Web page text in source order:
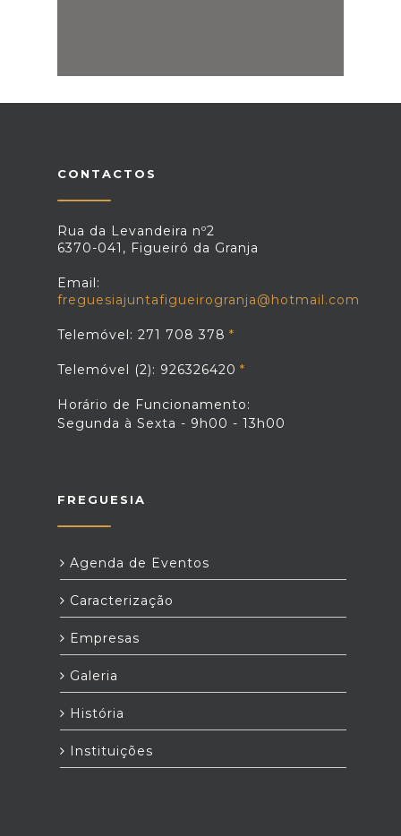
CONTACTOS
Rua da Levandeira nº2
6370-041, Figueiró da Granja
Email:
freguesiajuntafigueirogranja@hotmail.com
Telemóvel: 271 708 378
Telemóvel (2): 926326420
Horário de Funcionamento:
Segunda à Sexta - 9h00 - 13h00
FREGUESIA
Agenda de Eventos
Caracterização
Empresas
Galeria
História
Instituições